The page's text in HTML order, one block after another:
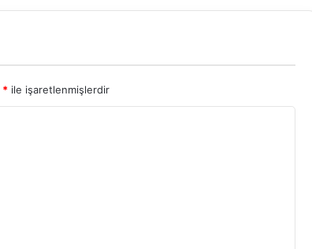
* ile işaretlenmişlerdir